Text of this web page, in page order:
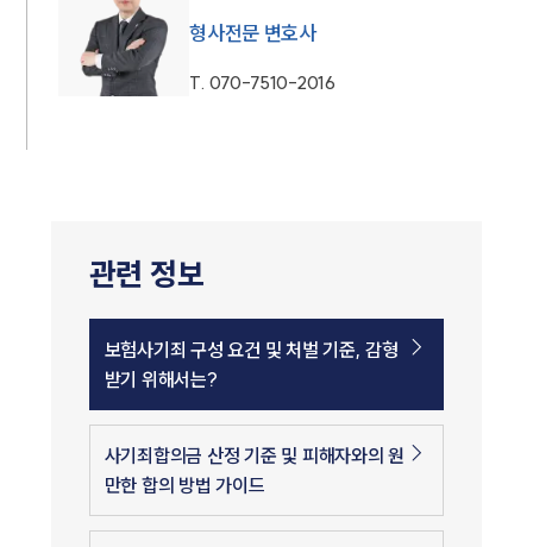
형사전문 변호사
T. 070-7510-2016
관련 정보
보험사기죄 구성 요건 및 처벌 기준, 감형
받기 위해서는?
사기죄합의금 산정 기준 및 피해자와의 원
만한 합의 방법 가이드